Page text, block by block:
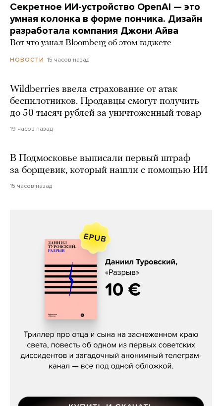
Секретное ИИ-устройство OpenAI — это
умная колонка в форме пончика. Дизайн
разработала компания Джони Айва
Вот что узнал Bloomberg об этом гаджете
НОВОСТИ 15 часов назад
Wildberries ввела страхование от атак
беспилотников. Продавцы смогут получить
до 50 тысяч рублей за уничтоженный товар
19 часов назад
В Подмосковье выписали первый штраф
за борщевик, который нашли с помощью ИИ
15 часов назад
Даниил Туровский, «Разрыв»